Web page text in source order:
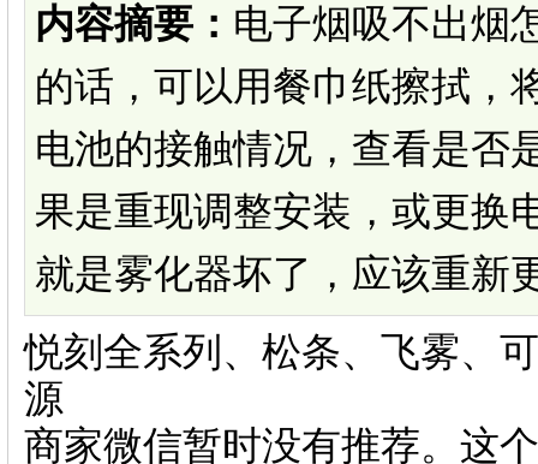
内容摘要： 电子烟吸不出烟
的话，可以用餐巾纸擦拭，
电池的接触情况，查看是否
果是重现调整安装，或更换
就是雾化器坏了，应该重新
悦刻全系列、松条、飞雾、
源
商家微信暂时没有推荐。这